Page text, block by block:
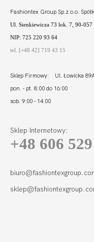
Fashiontex Group Sp.z o.o.
Ul. Sienkiewicza 73 lok. 7, 90-057
NIP: 725 220 93 64
tel. [+48 42] 719 43 15
Sklep Firmowy: Ul. Łowicka
pon. - pt. 8:00 do 16:00
sob. 9:00 - 14:00
Sklep Internetowy:
+48 606